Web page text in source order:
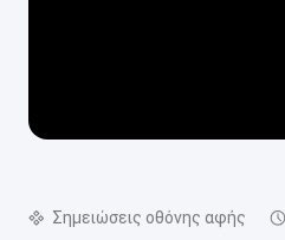
Σημειώσεις οθόνης αφής